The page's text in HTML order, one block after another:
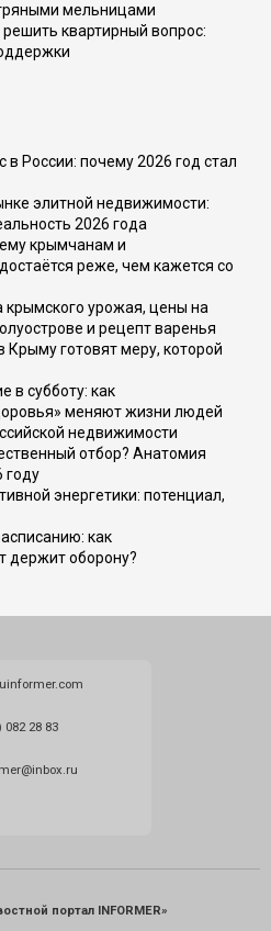
мельницами
квартирный вопрос:
в России: почему 2026 год стал
элитной недвижимости:
2026 года
крымчанам и
реже, чем кажется со
крымского урожая, цены на
и рецепт варенья
Крыму готовят меру, которой
в субботу: как
меняют жизни людей
недвижимости
отбор? Анатомия
году
энергетики: потенциал,
как
держит оборону?
082 28 83
портал INFORMER»